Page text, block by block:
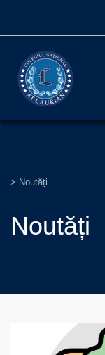
> Noutăți
Noutăți